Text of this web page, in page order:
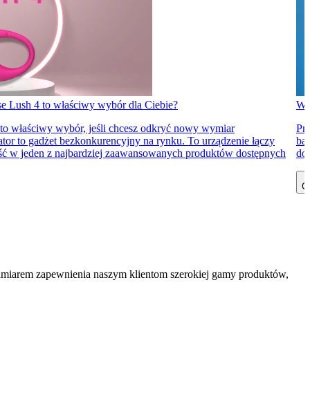
Lush 4 to właściwy wybór dla Ciebie?
właściwy wybór, jeśli chcesz odkryć nowy wymiar
to gadżet bezkonkurencyjny na rynku. To urządzenie łączy
w jeden z najbardziej zaawansowanych produktów dostępnych
zapewnienia naszym klientom szerokiej gamy produktów,